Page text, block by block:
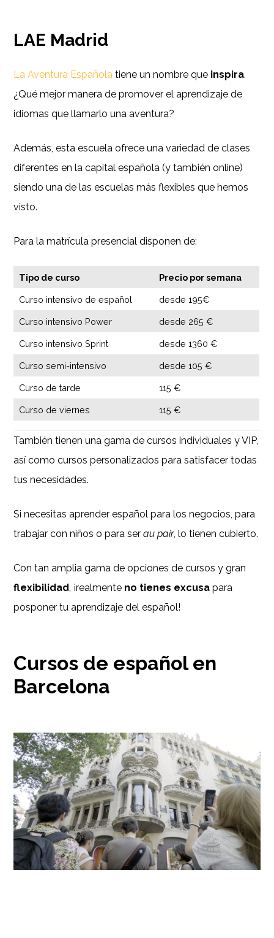
LAE Madrid
La Aventura Española tiene un nombre que inspira.
¿Qué mejor manera de promover el aprendizaje de
idiomas que llamarlo una aventura?
Además, esta escuela ofrece una variedad de clases
diferentes en la capital española (y también online)
siendo una de las escuelas más flexibles que hemos
visto.
Para la matrícula presencial disponen de:
Tipo de curso Precio por semana
Curso intensivo de español desde 195€
Curso intensivo Power desde 265 €
Curso intensivo Sprint desde 1360 €
Curso semi-intensivo desde 105 €
Curso de tarde 115 €
Curso de viernes 115 €
También tienen una gama de cursos individuales y VIP,
así como cursos personalizados para satisfacer todas
tus necesidades.
Si necesitas aprender español para los negocios, para
trabajar con niños o para serau pair, lo tienen cubierto.
Con tan amplia gama de opciones de cursos y gran
flexibilidad , ¡realmente no tienes excusa para
posponer tu aprendizaje del español!
Cursos de español en
Barcelona